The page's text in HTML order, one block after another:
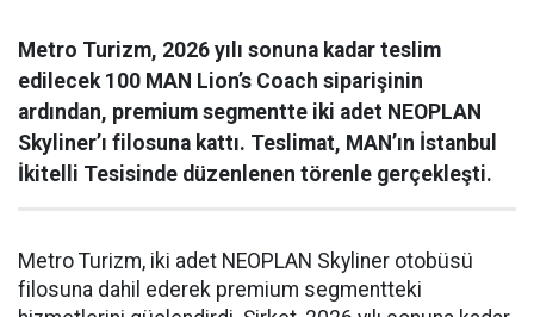
Metro Turizm, 2026 yılı sonuna kadar teslim
edilecek 100 MAN Lion’s Coach siparişinin
ardından, premium segmentte iki adet NEOPLAN
Skyliner’ı filosuna kattı. Teslimat, MAN’ın İstanbul
İkitelli Tesisinde düzenlenen törenle gerçekleşti.
Metro Turizm, iki adet NEOPLAN Skyliner otobüsü
filosuna dahil ederek premium segmentteki